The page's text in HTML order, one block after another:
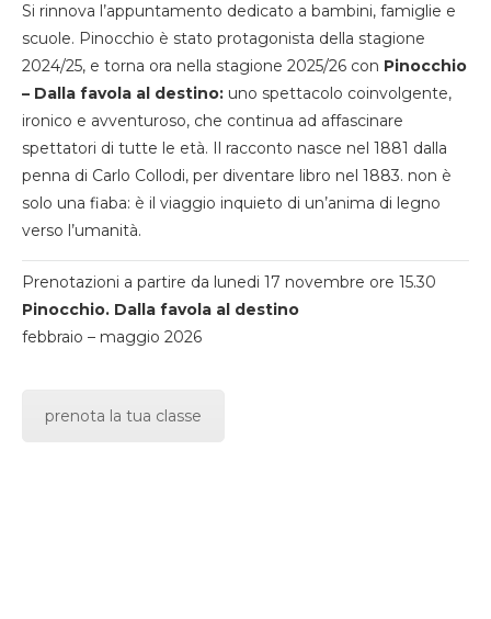
Si rinnova l’appuntamento dedicato a bambini, famiglie e
scuole. Pinocchio è stato protagonista della stagione
2024/25, e torna ora nella stagione 2025/26 con Pinocchio
– Dalla favola al destino: uno spettacolo coinvolgente,
ironico e avventuroso, che continua ad affascinare
spettatori di tutte le età. Il racconto nasce nel 1881 dalla
penna di Carlo Collodi, per diventare libro nel 1883. non è
solo una fiaba: è il viaggio inquieto di un’anima di legno
verso l’umanità.
Prenotazioni a partire da lunedi 17 novembre ore 15.30
Pinocchio. Dalla favola al destino
febbraio – maggio 2026
prenota la tua classe